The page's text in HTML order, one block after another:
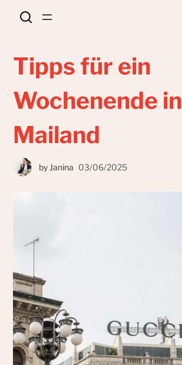
Tipps für ein
Wochenende in
Mailand
by Janina 03/06/2025